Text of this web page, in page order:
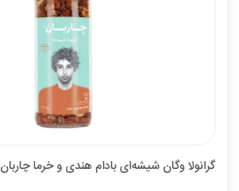
گرانولا وگان شیشه‌ای بادام هندی و خرما چاربان 380 گرم